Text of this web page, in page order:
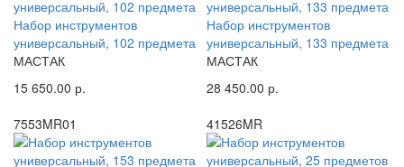
Набор инструментов
универсальный, 102 предмета
МАСТАК
15 650.00 р.
Набор инструментов
универсальный, 133 предмета
МАСТАК
28 450.00 р.
7553MR01
41526MR